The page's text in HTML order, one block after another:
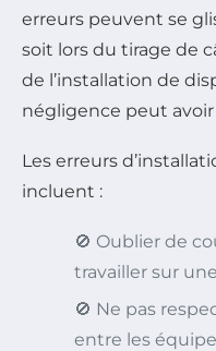
erreurs peuvent se
soit lors du tirage de
de l’installation de
négligence peut
Les erreurs
incluent :
🚫 Oublier de
travailler sur
🚫 Ne pas
entre les